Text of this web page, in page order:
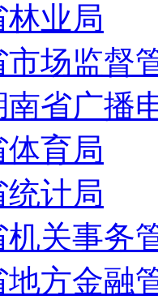
林业局
市场监督
南省广播
体育局
统计局
机关事务
地方金融